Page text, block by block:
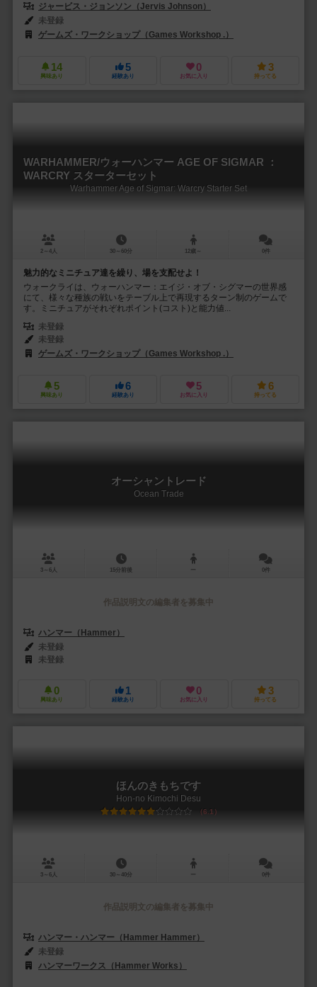
ジャービス・ジョンソン（Jervis Johnson）
未登録
ゲームズ・ワークショップ（Games Workshop .）
14
興味あり
5
経験あり
0
お気に入り
3
持ってる
WARHAMMER/ウォーハンマー AGE OF SIGMAR ：
WARCRY スターターセット
Warhammer Age of Sigmar: Warcry Starter Set
2～4人 30～60分 12歳～ 0件
魅力的なミニチュア達を繰り、場を支配せよ！
ウォークライは、ウォーハンマー：エイジ・オブ・シグマーの世界感
にて、様々な種族の戦いをテーブル上で再現するターン制のゲームで
す。ミニチュアがそれぞれポイント(コスト)と能力値...
未登録
未登録
ゲームズ・ワークショップ（Games Workshop .）
5
興味あり
6
経験あり
5
お気に入り
6
持ってる
オーシャントレード
Ocean Trade
3～6人 15分前後 ー 0件
作品説明文の編集者を募集中
ハンマー（Hammer）
未登録
未登録
0
興味あり
1
経験あり
0
お気に入り
3
持ってる
ほんのきもちです
Hon-no Kimochi Desu
6.1
3～6人 30～40分 ー 0件
作品説明文の編集者を募集中
ハンマー・ハンマー（Hammer Hammer）
未登録
ハンマーワークス（Hammer Works）